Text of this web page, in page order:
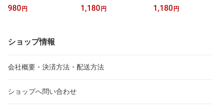
作り ジャム 柿 シナモン
国産 無添加 自家製 柿ジ
果実 かき おいしい パン
に塗る 料理 ヨーグルト
フルーツジャム 美味しい
ジャム パンに塗るもの
980円
ンフィチュール 国産 無
添加 いちご イチゴ 苺 赤
ト 手作りジャム 美味し
いジャム パンに塗るもの
1,180円
のジャム 瀬戸内 手作り
レモン 紅茶 ジャム ギフ
1,180円
ショップ情報
会社概要・決済方法・配送方法
ショップへ問い合わせ